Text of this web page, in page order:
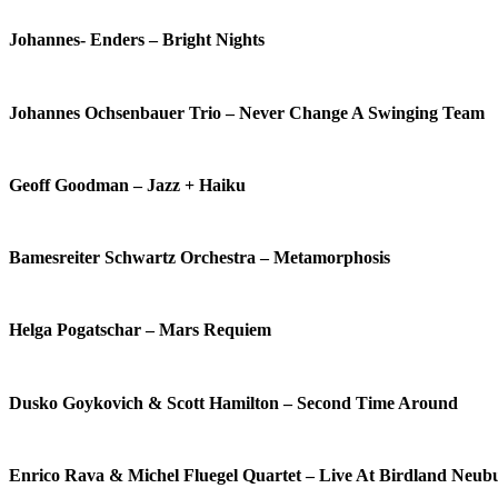
Johannes- Enders – Bright Nights
Johannes Ochsenbauer Trio – Never Change A Swinging Team
Geoff Goodman – Jazz + Haiku
Bamesreiter Schwartz Orchestra – Metamorphosis
Helga Pogatschar – Mars Requiem
Dusko Goykovich & Scott Hamilton – Second Time Around
Enrico Rava & Michel Fluegel Quartet – Live At Birdland